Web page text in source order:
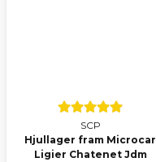
SCP
Hjullager fram Microcar
Ligier Chatenet Jdm